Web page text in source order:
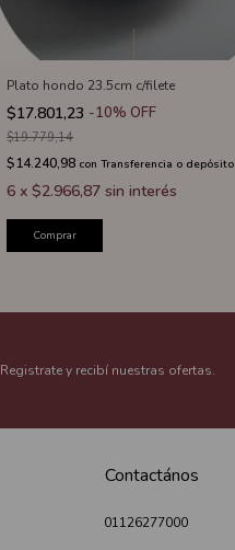
Plato hondo 23.5cm c/filete
$17.801,23 -10%OFF
$19.779,14
$14.240,98 con Transferencia o depósito
6 x$2.966,87 sin interés
Comprar
Registrate y recibí nuestras ofertas.
Contactános
01126277000